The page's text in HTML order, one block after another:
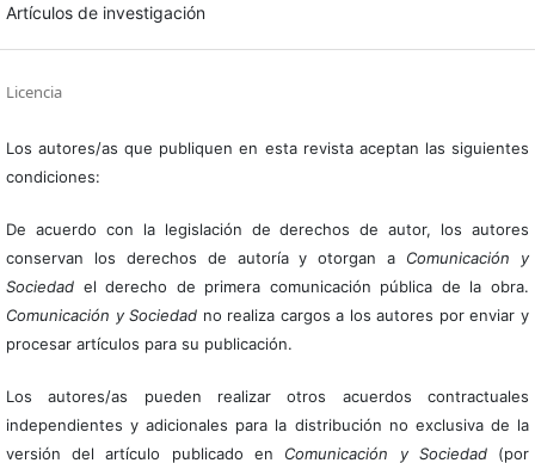
Artículos de investigación
Licencia
Los autores/as que publiquen en esta revista aceptan las siguientes
condiciones:
De acuerdo con la legislación de derechos de autor, los autores
conservan los derechos de autoría y otorgan a Comunicación y
Sociedadel derecho de primera comunicación pública de la obra.
Comunicación y Sociedad no realiza cargos a los autores por enviar y
procesar artículos para su publicación.
Los autores/as pueden realizar otros acuerdos contractuales
independientes y adicionales para la distribución no exclusiva de la
versión del artículo publicado en Comunicación y Sociedad(por